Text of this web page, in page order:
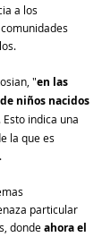
a los
"en las
niños nacidos
. Esto indica una
la que es
particular
donde ahora el